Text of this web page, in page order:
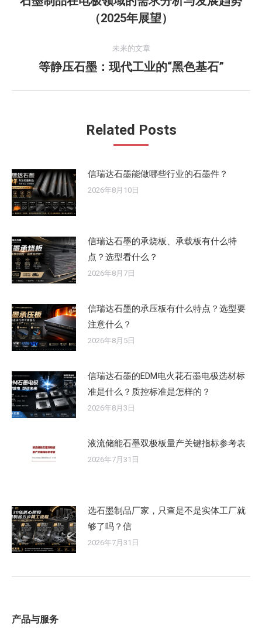
历
史
文
章：
（2025年展望）
未来的文章
未
章：
等静压石墨：现代工业的“黑色基石”
Related Posts
信瑞达石墨能做哪些行业的石墨件？
2026年8月10日
信瑞达石墨的承烧板、承载板有什么特
点？选型看什么？
2026年8月7日
信瑞达石墨的承压板有什么特点？选型要
注意什么？
2026年8月5日
信瑞达石墨的EDM电火花石墨电极选材标
准是什么？质控标准是怎样的？
2026年8月3日
液流储能石墨双极板量产关键指标参考表
2026年7月31日
选石墨制品厂家，只查是不是实体工厂就
够了吗？信
2026年7月31日
产品与服务